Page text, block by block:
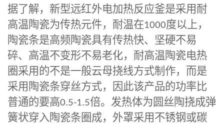
据了解，新型远红外电加热反应釜是采用耐
高温陶瓷为传热元件，耐温在1000度以上，
陶瓷条是高频陶瓷具有传热快、坚硬不易
碎、高温不变形不易老化，耐高温陶瓷电热
圈采用的不是一般云母挠线方式制作，而是
采用陶瓷条穿丝方式，因此该产品的功率比
普通的要高0.5-1.5倍。发热体为圆丝陶挠成弹
簧状穿入陶瓷条圈成，外罩采用不锈钢或碳